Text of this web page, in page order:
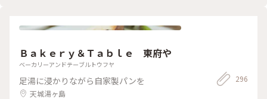
レトロ #レトロ商店街 #昭和レトロな商店街 #桜井商店温泉ま
グルメ #食べ歩き #旅のごはん #富士山 #熱海駅 #熱海 #熱海市
#静岡県 #静岡
っててびっくり！周辺にもお店がいっばいあったので、こっち
だったので、バスで熱海駅まで帰って来ちゃった😂 #熱海温泉
#熱海旅行 #熱海スイーツ #ことりっぷ静岡
Ｂａｋｅｒｙ＆Ｔａｂｌｅ 東府や
ベーカリーアンドテーブルトウフヤ
足湯に浸かりながら自家製パンを
天城湯ヶ島
296